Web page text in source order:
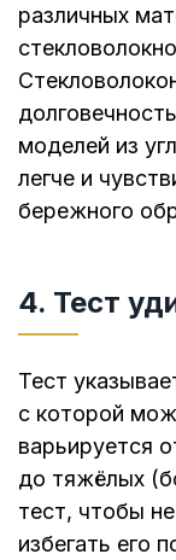
различных
моделей из
легче и
бережного
4. Тест
Тест
с которой
варьируется
до тяжёлых
тест, чтобы
избегать его